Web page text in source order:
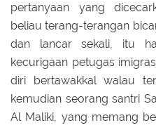
pertanyaan yang
beliau terang-terangan
dan lancar sekali, itu
kecurigaan petugas
diri bertawakkal walau
kemudian seorang santri
Al Maliki, yang memang